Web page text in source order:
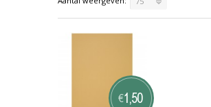
€1,50